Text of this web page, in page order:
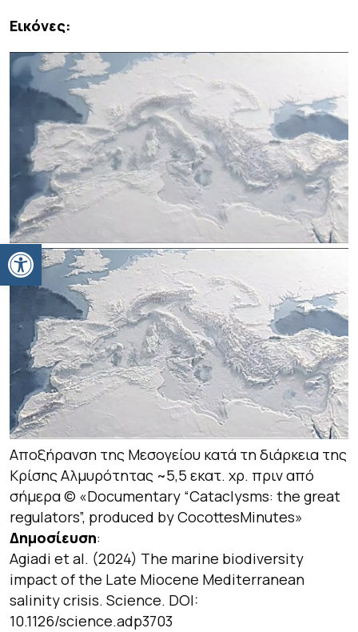
Ανοίξτε τη γραμμή εργαλείων
Εικόνες:
Αποξήρανση της Μεσογείου κατά τη διάρκεια της
Κρίσης Αλμυρότητας ~5,5 εκατ. χρ. πριν από
σήμερα © «Documentary “Cataclysms: the great
regulators”, produced by CocottesMinutes»
Δημοσίευση:
Agiadi et al. (2024) The marine biodiversity
impact of the Late Miocene Mediterranean
salinity crisis. Science. DOI:
10.1126/science.adp3703